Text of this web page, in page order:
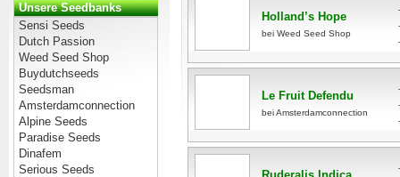
Unsere Seedbanks
Sensi Seeds
Dutch Passion
Weed Seed Shop
Buydutchseeds
Seedsman
Amsterdamconnection
Alpine Seeds
Paradise Seeds
Dinafem
Serious Seeds
Holland’s Hope
bei Weed Seed Shop
Le Fruit Defendu
bei Amsterdamconnection